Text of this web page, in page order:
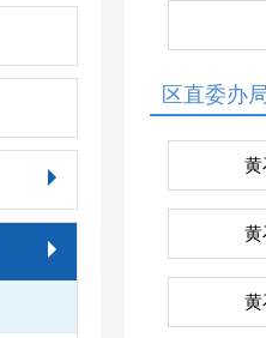
区直委办
黄
黄
黄